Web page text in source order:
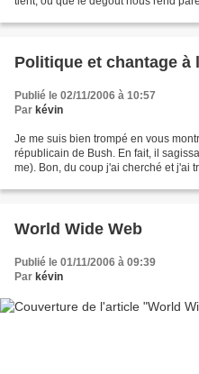
Politique et chantage à
Publié le 02/11/2006 à 10:57
Par kévin
Je me suis bien trompé en vous
républicain de Bush. En fait, il
me). Bon, du coup j'ai cherché et j'ai
World Wide Web
Publié le 01/11/2006 à 09:39
Par kévin